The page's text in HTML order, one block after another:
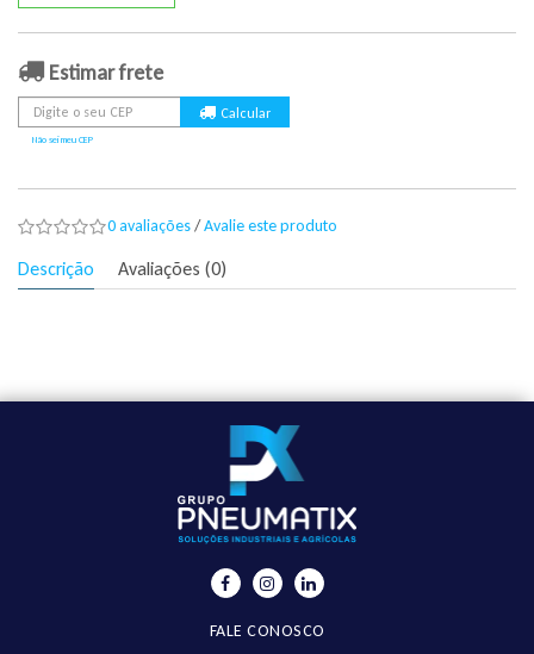
Estimar frete
Não sei meu CEP
0 avaliações/Avalie este produto
Descrição Avaliações (0)
FALE CONOSCO